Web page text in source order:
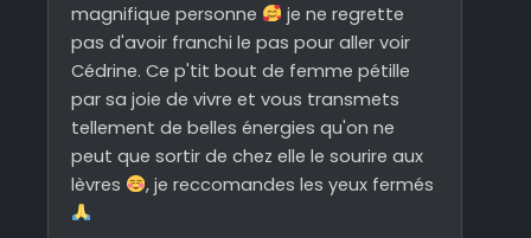
magnifique personne
je ne regrette
pas d'avoir franchi le pas pour aller voir
Cédrine. Ce p'tit bout de femme pétille
par sa joie de vivre et vous transmets
tellement de belles énergies qu'on ne
peut que sortir de chez elle le sourire aux
lèvres
, je reccomandes les yeux fermés